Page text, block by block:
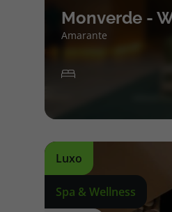
Monverde -
Amarante
Luxo
Spa & Wellness